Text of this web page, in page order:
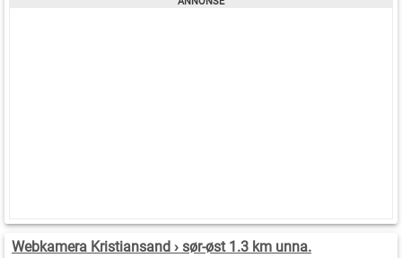
Webkamera Kristiansand › sør-øst 1.3 km unna.